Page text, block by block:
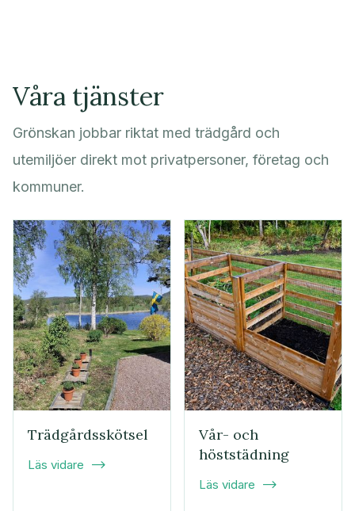
Våra tjänster
Grönskan jobbar riktat med trädgård och
utemiljöer direkt mot privatpersoner, företag och
kommuner.
Trädgårdsskötsel
Läs vidare 
Vår- och
höststädning
Läs vidare 